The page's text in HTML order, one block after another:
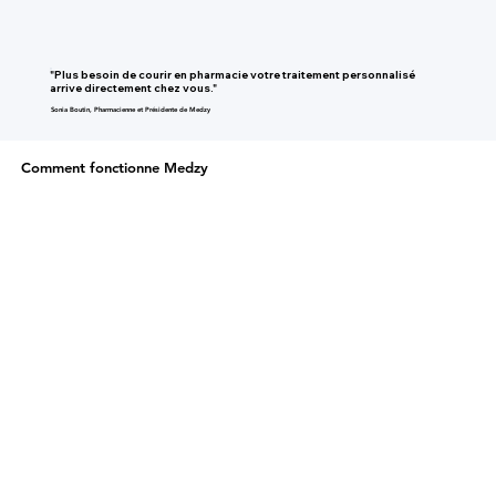
"Plus besoin de courir en pharmacie votre traitement personnalisé
arrive directement chez vous."
Sonia Boutin, Pharmacienne et Présidente de Medzy
Comment fonctionne Medzy